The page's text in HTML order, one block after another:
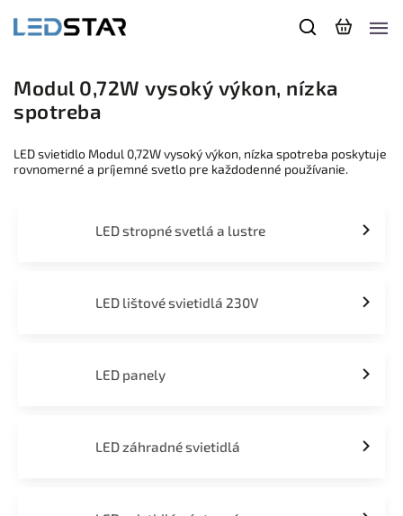
Modul 0,72W vysoký výkon, nízka
spotreba
LED svietidlo Modul 0,72W vysoký výkon, nízka spotreba poskytuje
rovnomerné a príjemné svetlo pre každodenné používanie.
LED stropné svetlá a lustre
LED lištové svietidlá 230V
LED panely
LED záhradné svietidlá